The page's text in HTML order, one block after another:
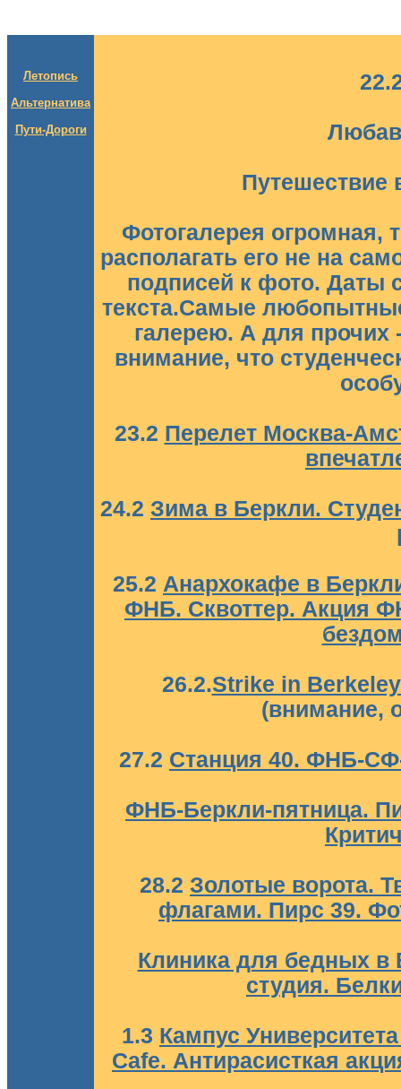
Летопись
Альтернатива
Пути-Дороги
Путешествие
Фотогалерея огромная,
располагать его не на
подписей к фото. Даты
текста.Самые
галерею. А для
внимание, что
23.2 Перелет Москва-
24.2 Зима в Беркли.
25.2 Анархокафе в
ФНБ. Сквоттер. Акция
26.2.Strike in
(внимание,
27.2 Станция 40. ФНБ-
ФНБ-Беркли-пятница.
28.2 Золотые ворота.
флагами. Пирс 39.
Клиника для бедных в
студия.
1.3 Кампус
Cafe. Антирасисткая